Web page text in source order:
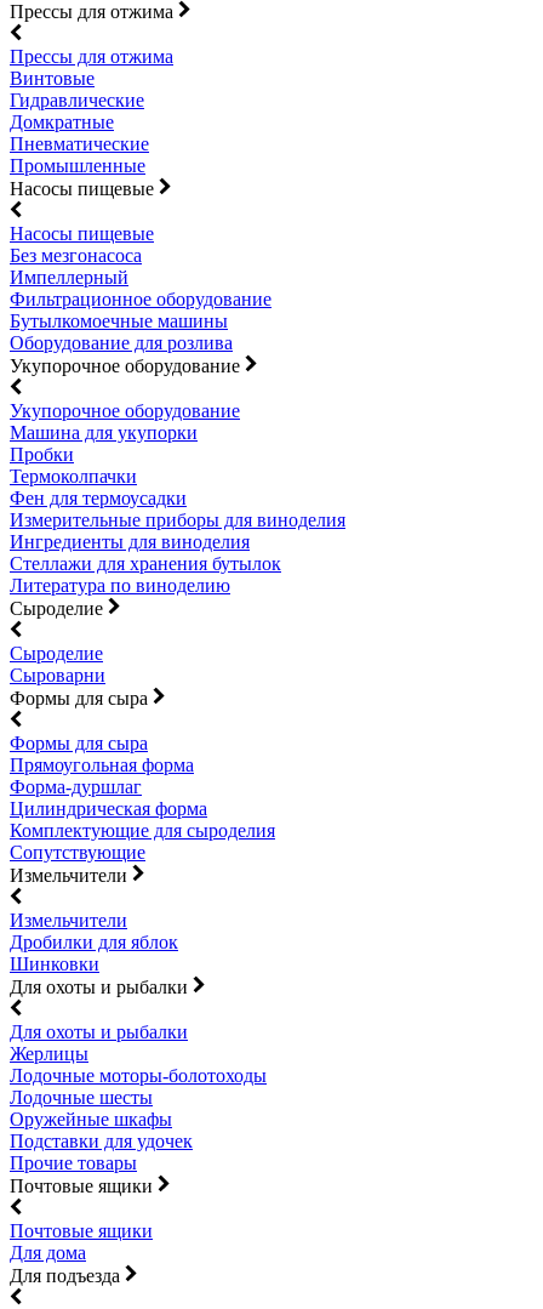
Прессы для отжима
Прессы для отжима
Винтовые
Гидравлические
Домкратные
Пневматические
Промышленные
Насосы пищевые
Насосы пищевые
Без мезгонасоса
Импеллерный
Фильтрационное оборудование
Бутылкомоечные машины
Оборудование для розлива
Укупорочное оборудование
Укупорочное оборудование
Машина для укупорки
Пробки
Термоколпачки
Фен для термоусадки
Измерительные приборы для виноделия
Ингредиенты для виноделия
Стеллажи для хранения бутылок
Литература по виноделию
Сыроделие
Сыроделие
Сыроварни
Формы для сыра
Формы для сыра
Прямоугольная форма
Форма-дуршлаг
Цилиндрическая форма
Комплектующие для сыроделия
Сопутствующие
Измельчители
Измельчители
Дробилки для яблок
Шинковки
Для охоты и рыбалки
Для охоты и рыбалки
Жерлицы
Лодочные моторы-болотоходы
Лодочные шесты
Оружейные шкафы
Подставки для удочек
Прочие товары
Почтовые ящики
Почтовые ящики
Для дома
Для подъезда